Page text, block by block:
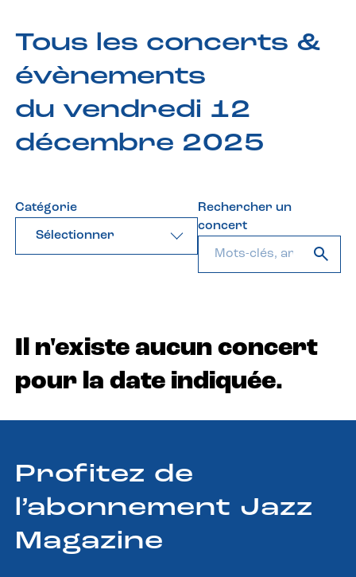
Tous les concerts &
évènements
du vendredi 12
décembre 2025
Catégorie
Sélectionner
Rechercher un
concert
Il n'existe aucun concert
pour la date indiquée.
Profitez de
l’abonnement Jazz
Magazine